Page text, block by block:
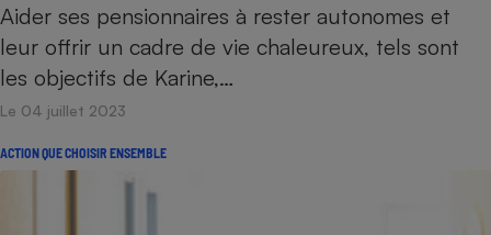
Aider ses pensionnaires à rester autonomes et
leur offrir un cadre de vie chaleureux, tels sont
les objectifs de Karine,…
Le 04 juillet 2023
ACTION QUE CHOISIR ENSEMBLE